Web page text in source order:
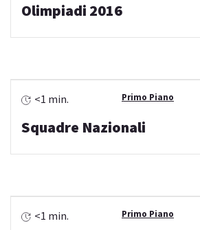
Olimpiadi 2016
Primo Piano
<1 min.
Squadre Nazionali
Primo Piano
<1 min.